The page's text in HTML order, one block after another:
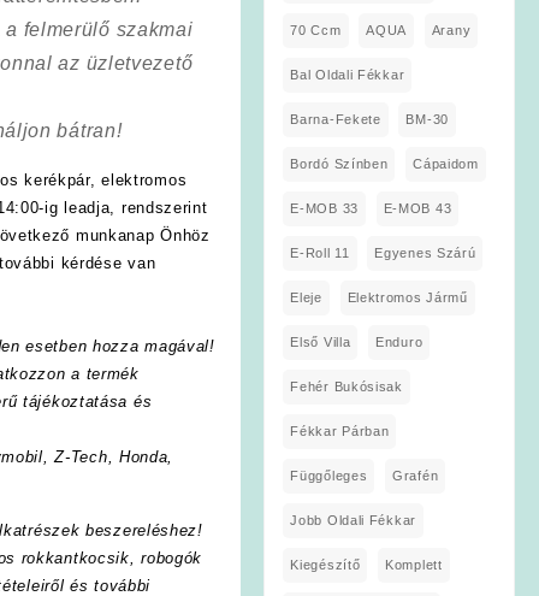
felmerülő szakmai
az üzletvezető
bátran!
kerékpár, elektromos
ig leadja, rendszerint
munkanap Önhöz
kérdése van
esetben hozza magával!
a termék
tájékoztatása és
,Z-Tech , Honda,
beszereléshez!
rokkantkocsik, robogók
és további
70 Ccm AQUA Arany
Bal Oldali Fékkar
Barna-Fekete BM-30
Bordó Színben Cápaidom
E-MOB 33 E-MOB 43
E-Roll 11 Egyenes Szárú
Eleje Elektromos Jármű
Első Villa Enduro
Fehér Bukósisak
Fékkar Párban
Függőleges Grafén
Jobb Oldali Fékkar
Kiegészítő Komplett